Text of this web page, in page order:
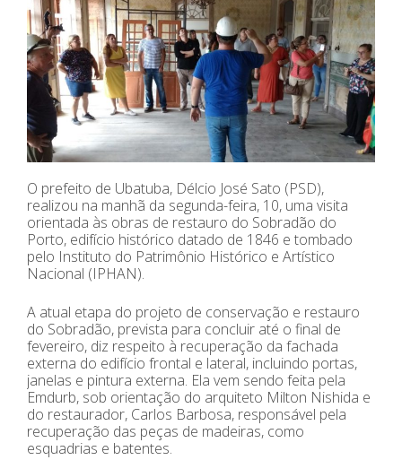
O prefeito de Ubatuba, Délcio José Sato (PSD),
realizou na manhã da segunda-feira, 10, uma visita
orientada às obras de restauro do Sobradão do
Porto, edifício histórico datado de 1846 e tombado
pelo Instituto do Patrimônio Histórico e Artístico
Nacional (IPHAN).
A atual etapa do projeto de conservação e restauro
do Sobradão, prevista para concluir até o final de
fevereiro, diz respeito à recuperação da fachada
externa do edifício frontal e lateral, incluindo portas,
janelas e pintura externa. Ela vem sendo feita pela
Emdurb, sob orientação do arquiteto Milton Nishida e
do restaurador, Carlos Barbosa, responsável pela
recuperação das peças de madeiras, como
esquadrias e batentes.